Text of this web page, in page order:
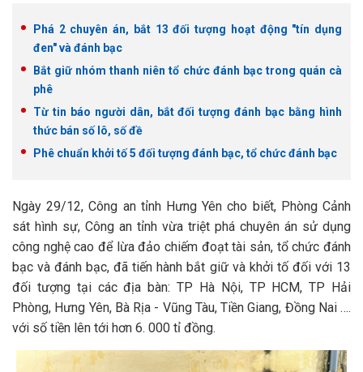
Phá 2 chuyên án, bắt 13 đối tượng hoạt động "tín dụng
đen" và đánh bạc
Bắt giữ nhóm thanh niên tổ chức đánh bạc trong quán cà
phê
Từ tin báo người dân, bắt đối tượng đánh bạc bằng hình
thức bán số lô, số đề
Phê chuẩn khởi tố 5 đối tượng đánh bạc, tổ chức đánh bạc
Ngày 29/12, Công an tỉnh Hưng Yên cho biết, Phòng Cảnh
sát hình sự, Công an tỉnh vừa triệt phá chuyên án sử dụng
công nghệ cao để lừa đảo chiếm đoạt tài sản, tổ chức đánh
bạc và đánh bạc, đã tiến hành bắt giữ và khởi tố đối với 13
đối tượng tại các địa bàn: TP Hà Nội, TP HCM, TP Hải
Phòng, Hưng Yên, Bà Rịa - Vũng Tàu, Tiền Giang, Đồng Nai ….
với số tiền lên tới hơn 6. 000 tỉ đồng.